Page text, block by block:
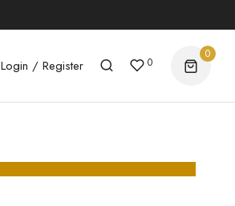
Login / Register 0
0